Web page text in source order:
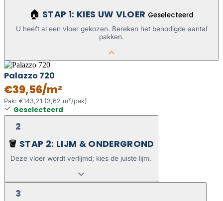
🏠 STAP 1: KIES UW VLOER Geselecteerd
U heeft al een vloer gekozen. Bereken het benodigde aantal
pakken.
Palazzo 720
€39,56/m²
Pak: €143,21 (3,62 m²/pak)
Geselecteerd
2
🪣 STAP 2: LIJM & ONDERGROND
Deze vloer wordt verlijmd; kies de juiste lijm.
3